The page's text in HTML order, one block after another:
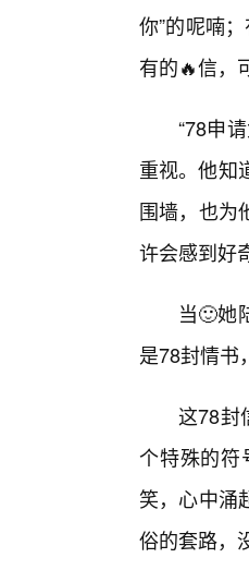
你”的呢喃
有的🔥信，
“78申
重视。他知
围墙，也为
许会感到好
当🙂她
是78封情书
这78封
个特殊的符
笑，心中涌
俗的套路，